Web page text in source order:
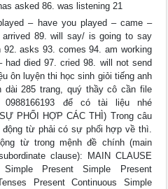
asked 86. was listening 21
– have you played – came –
arrived 89. will say/ is going to say
asks 93. comes 94. am working
had died 97. cried 98. will not send
ôn luyện thi học sinh giỏi tiếng anh
dài 285 trang, quý thầy cô cần file
để có tài liệu nhé
PHỐI HỢP CÁC THÌ) Trong câu
từ phải có sự phối hợp về thì.
từ trong mệnh đề chính (main
clause): MAIN CLAUSE
Simple Present Simple Present
Present Continuous Simple